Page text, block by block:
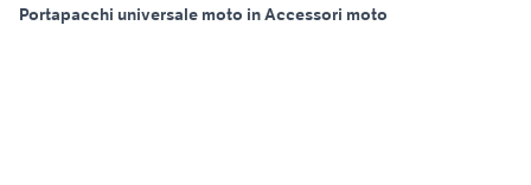
Portapacchi universale moto in Accessori moto